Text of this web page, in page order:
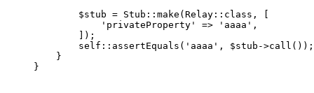
        $stub = Stub::make(Relay::class, [
            'privateProperty' => 'aaaa',
        ]);
        self::assertEquals('aaaa', $stub->call());
    }
}